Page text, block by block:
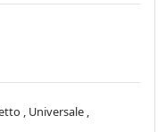
, Universale ,